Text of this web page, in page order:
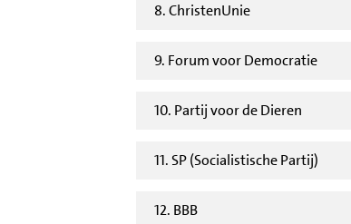
8. ChristenUnie
9. Forum voor Democratie
10. Partij voor de Dieren
11. SP (Socialistische Partij)
12. BBB